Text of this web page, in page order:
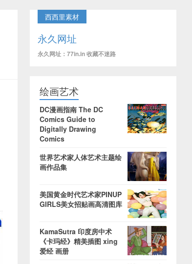
西西里素材
永久网址
永久网址：77in.in 收藏不迷路
绘画艺术
DC漫画指南 The DC
Comics Guide to
Digitally Drawing
Comics
世界艺术家人体艺术主题绘
画作品集
美国黄金时代艺术家PINUP
GIRLS美女招贴画高清图库
KamaSutra 印度房中术
《卡玛经》精美插图 xing
爱经 画册